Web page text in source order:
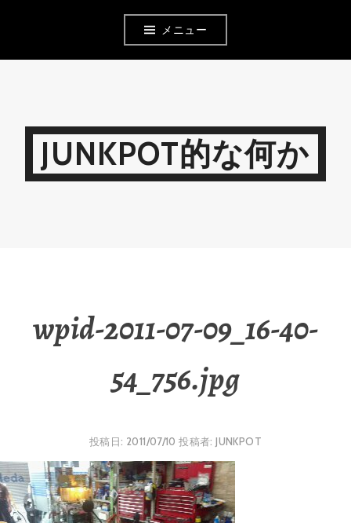
メニュー
JUNKPOT的な何か
wpid-2011-07-09_16-40-
54_756.jpg
投稿日: 2011/07/10 投稿者:JUNKPOT